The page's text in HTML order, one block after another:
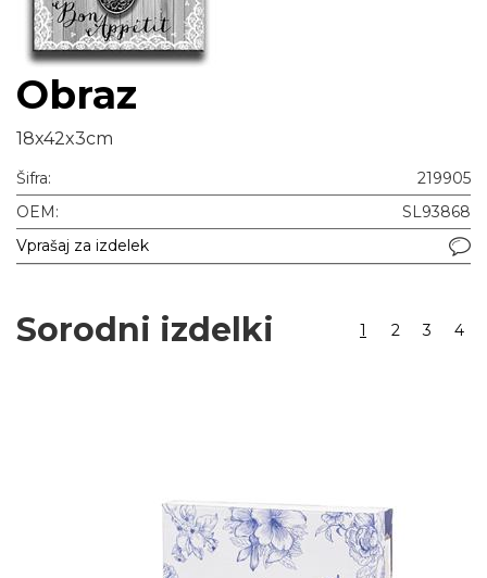
Obraz
18x42x3cm
Šifra:
219905
OEM:
SL93868
Vprašaj za izdelek
Sorodni izdelki 1 2 3 4